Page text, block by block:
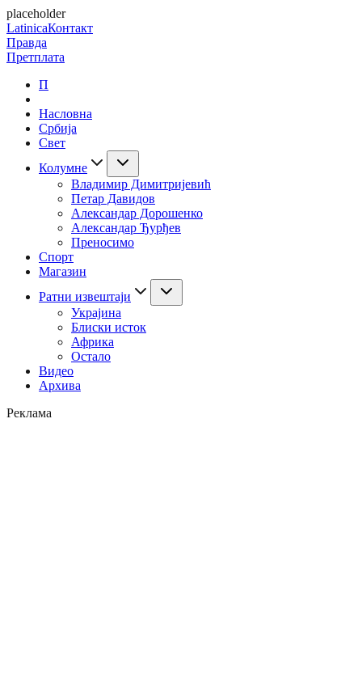
placeholder
LatinicaКонтакт
Правда
Претплата
П
Насловна
Србија
Свет
Колумне
Владимир Димитријевић
Петар Давидов
Александар Дорошенко
Александар Ђурђев
Преносимо
Спорт
Магазин
Ратни извештаји
Украјина
Блиски исток
Африка
Остало
Видео
Архива
Реклама